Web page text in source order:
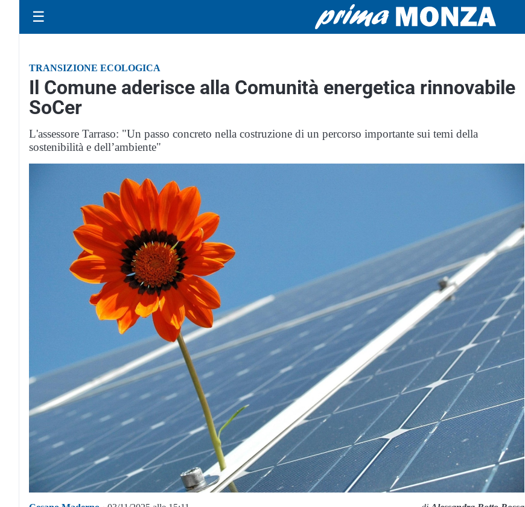
☰
TRANSIZIONE ECOLOGICA
Il Comune aderisce alla Comunità energetica rinnovabile
SoCer
L'assessore Tarraso: "Un passo concreto nella costruzione di un percorso importante sui temi della
sostenibilità e dell’ambiente"